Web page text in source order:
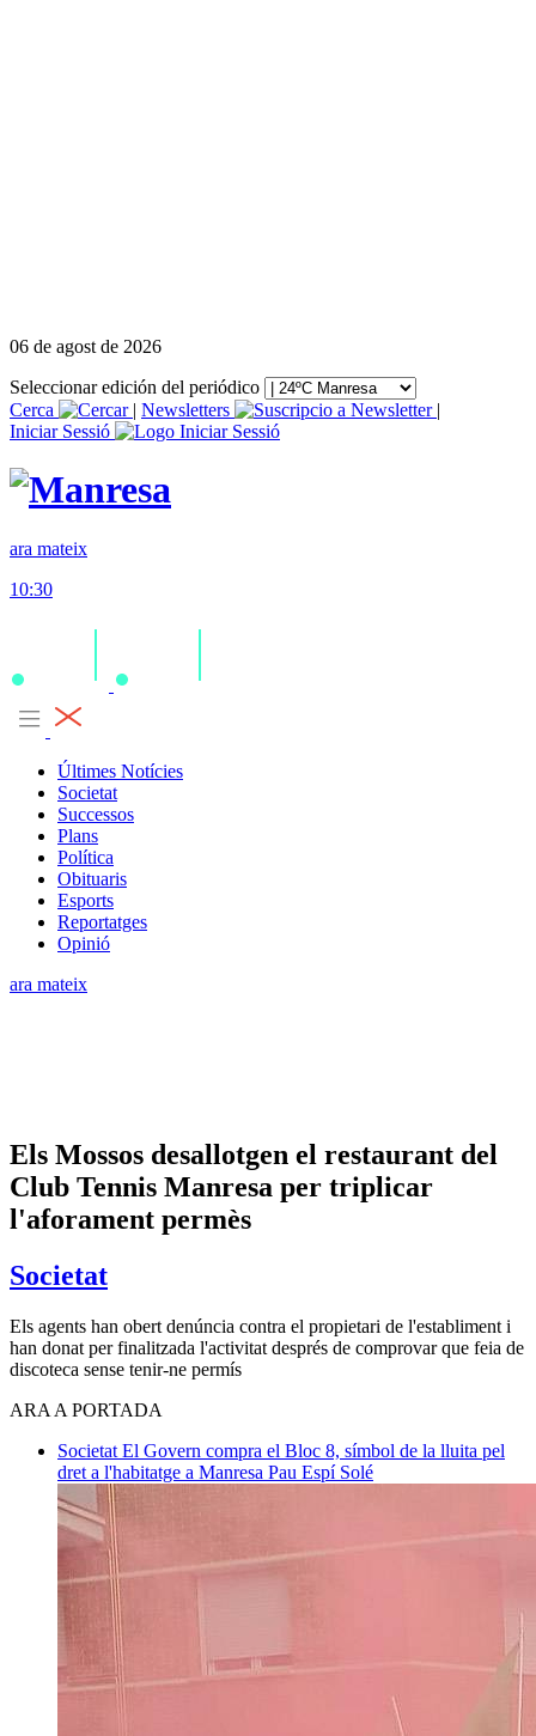
06 de agost de 2026
Seleccionar edición del periódico
Cerca
| Newsletters
|
Iniciar Sessió
ara mateix
10:30
Últimes Notícies
Societat
Successos
Plans
Política
Obituaris
Esports
Reportatges
Opinió
ara mateix
Els Mossos desallotgen el restaurant del
Club Tennis Manresa per triplicar
l'aforament permès
Societat
Els agents han obert denúncia contra el propietari de l'establiment i
han donat per finalitzada l'activitat després de comprovar que feia de
discoteca sense tenir-ne permís
ARA A PORTADA
Societat El Govern compra el Bloc 8, símbol de la lluita pel
dret a l'habitatge a Manresa Pau Espí Solé